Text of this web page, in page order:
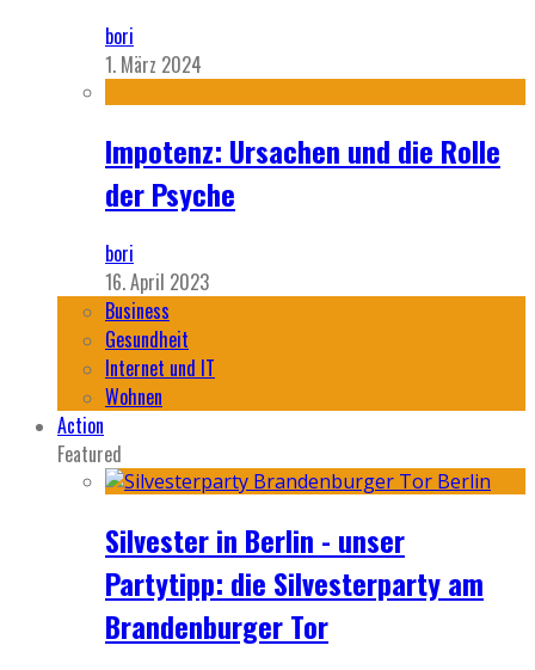
bori
1. März 2024
Impotenz: Ursachen und die Rolle
der Psyche
bori
16. April 2023
Business
Gesundheit
Internet und IT
Wohnen
Action
Featured
Silvester in Berlin - unser
Partytipp: die Silvesterparty am
Brandenburger Tor